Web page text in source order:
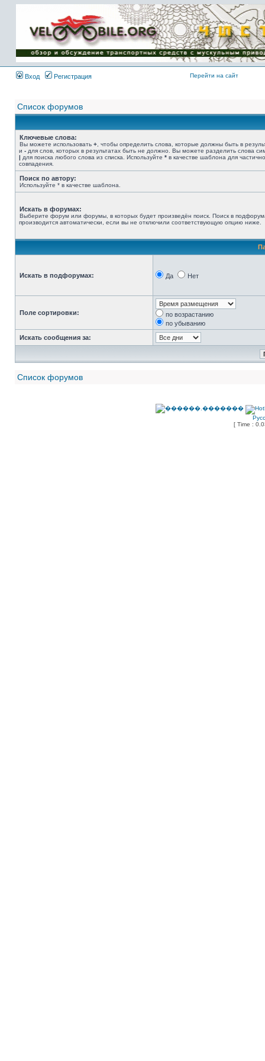
Имя пользователя:
Пароль:
{ LOG_ME_IN_SHORT
}
Вход
Регистрация Перейти на сайт
Список форумов
Ключевые слова:
Вы можете использовать + , чтобы определить слова, которые должны быть в
и - для слов, которых в результатах быть не должно. Вы можете разделить слова
| для поиска любого слова из списка. Используйте * в качестве шаблона для
совпадения.
Поиск по автору:
Используйте * в качестве шаблона.
Искать в форумах:
Выберите форум или форумы, в которых будет произведён поиск. Поиск в
производится автоматически, если вы не отключили соответствующую опцию ниже.
Искать в подфорумах: Да Нет
Поле сортировки:
по возрастанию
по убыванию
Искать сообщения за:
Список форумов
[ Time :